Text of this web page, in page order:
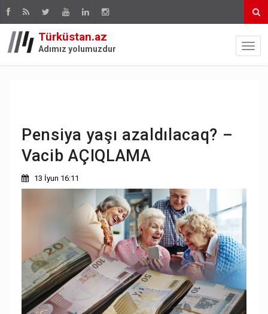
Türküstan.az
Adımız yolumuzdur
Pensiya yaşı azaldılacaq? –
Vacib AÇIQLAMA
13 İyun 16:11